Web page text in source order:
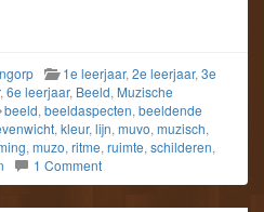
1e leerjaar,2e leerjaar,3e
,6e leerjaar, Beeld, Muzische
beeld,beeldaspecten,beeldende
,kleur,lijn,muvo,muzisch,
,muzo,ritme,ruimte,schilderen,
1 Comment